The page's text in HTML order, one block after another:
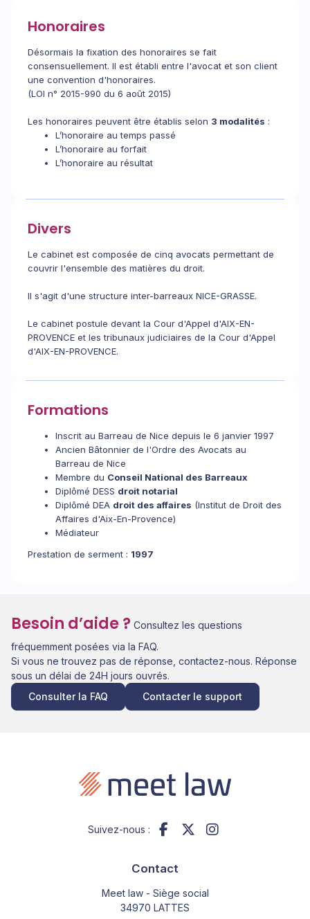
Honoraires
Désormais la fixation des honoraires se fait
consensuellement. Il est établi entre l'avocat et son client
une convention d'honoraires.
(LOI n° 2015-990 du 6 août 2015)
Les honoraires peuvent être établis selon 3 modalités :
L’honoraire au temps passé
L’honoraire au forfait
L’honoraire au résultat
Divers
Le cabinet est composée de cinq avocats permettant de
couvrir l'ensemble des matières du droit.
Il s'agit d'une structure inter-barreaux NICE-GRASSE.
Le cabinet postule devant la Cour d'Appel d'AIX-EN-
PROVENCE et les tribunaux judiciaires de la Cour d'Appel
d'AIX-EN-PROVENCE.
Formations
Inscrit au Barreau de Nice depuis le 6 janvier 1997
Ancien Bâtonnier de l'Ordre des Avocats au
Barreau de Nice
Membre du Conseil National des Barreaux
Diplômé DESS droit notarial
Diplômé DEA droit des affaires (Institut de Droit des
Affaires d'Aix-En-Provence)
Médiateur
Prestation de serment : 1997
Besoin d’aide ? Consultez les questions
fréquemment posées via la FAQ.
Si vous ne trouvez pas de réponse, contactez-nous. Réponse
sous un délai de 24H jours ouvrés.
Consulter la FAQ
Contacter le support
Suivez-nous :
Contact
Meet law - Siège social
34970 LATTES